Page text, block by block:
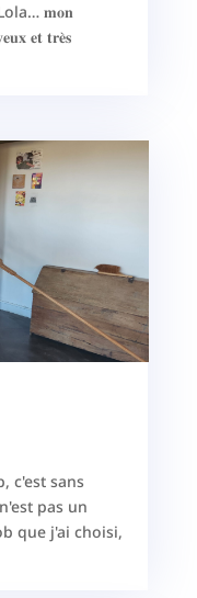
𝐦𝐨𝐧
𝐞𝐭 𝐭𝐫𝐞̀𝐬
c'est sans
pas un
que j'ai choisi,